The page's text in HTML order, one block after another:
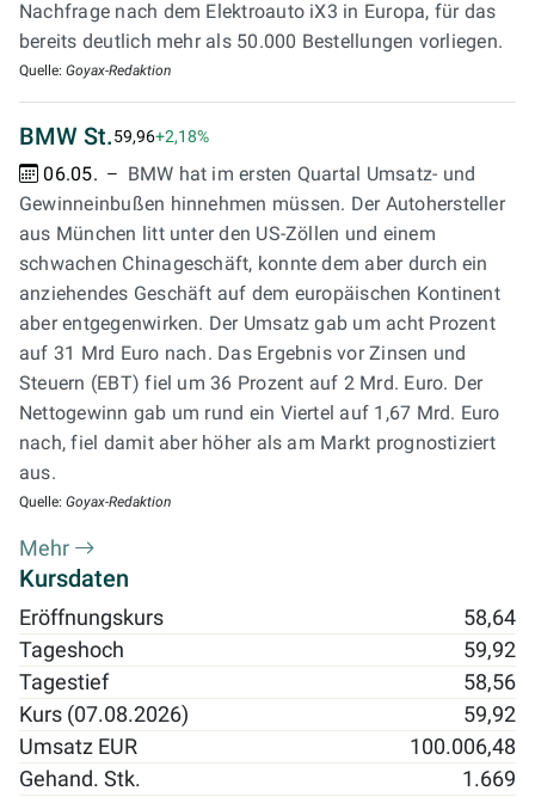
Nachfrage nach dem Elektroauto iX3 in Europa, für das
bereits deutlich mehr als 50.000 Bestellungen vorliegen.
Quelle: Goyax-Redaktion
BMW St.59,96+2,18%
06.05.
BMW hat im ersten Quartal Umsatz- und
Gewinneinbußen hinnehmen müssen. Der Autohersteller
aus München litt unter den US-Zöllen und einem
schwachen Chinageschäft, konnte dem aber durch ein
anziehendes Geschäft auf dem europäischen Kontinent
aber entgegenwirken. Der Umsatz gab um acht Prozent
auf 31 Mrd Euro nach. Das Ergebnis vor Zinsen und
Steuern (EBT) fiel um 36 Prozent auf 2 Mrd. Euro. Der
Nettogewinn gab um rund ein Viertel auf 1,67 Mrd. Euro
nach, fiel damit aber höher als am Markt prognostiziert
aus.
Quelle: Goyax-Redaktion
Mehr
Kursdaten
Eröffnungskurs
58,64
Tageshoch
59,92
Tagestief
58,56
Kurs (07.08.2026)
59,92
Umsatz EUR
100.006,48
Gehand. Stk.
1.669